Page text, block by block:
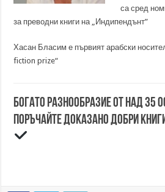
са сред
за преводни книги на „Индипендънт”
Хасан Бласим е първият арабски
fiction prize“
Богато разнообразие от над 35
Поръчайте доказано добри